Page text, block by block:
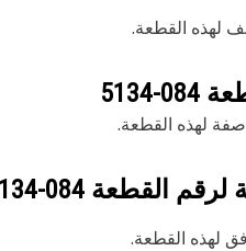
لهذه القطعة.
084-5134
لهذه القطعة.
لرقم القطعة 084-5134
لهذه القطعة.